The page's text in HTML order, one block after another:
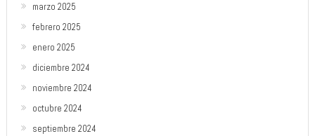
marzo 2025
febrero 2025
enero 2025
diciembre 2024
noviembre 2024
octubre 2024
septiembre 2024